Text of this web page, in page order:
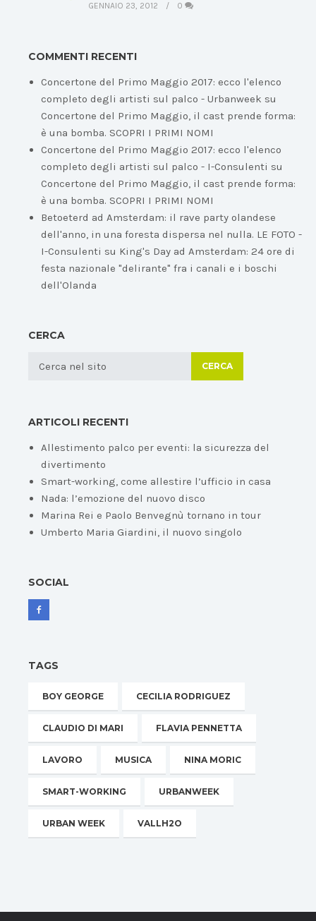
GENNAIO 23, 2012 0
COMMENTI RECENTI
Concertone del Primo Maggio 2017: ecco l'elenco
completo degli artisti sul palco - Urbanweek su
Concertone del Primo Maggio, il cast prende forma:
è una bomba. SCOPRI I PRIMI NOMI
Concertone del Primo Maggio 2017: ecco l'elenco
completo degli artisti sul palco - I-Consulenti su
Concertone del Primo Maggio, il cast prende forma:
è una bomba. SCOPRI I PRIMI NOMI
Betoeterd ad Amsterdam: il rave party olandese
dell'anno, in una foresta dispersa nel nulla. LE FOTO -
I-Consulenti su King's Day ad Amsterdam: 24 ore di
festa nazionale "delirante" fra i canali e i boschi
dell'Olanda
CERCA
CERCA
ARTICOLI RECENTI
Allestimento palco per eventi: la sicurezza del
divertimento
Smart-working, come allestire l’ufficio in casa
Nada: l’emozione del nuovo disco
Marina Rei e Paolo Benvegnù tornano in tour
Umberto Maria Giardini, il nuovo singolo
SOCIAL
TAGS
BOY GEORGE CECILIA RODRIGUEZ
CLAUDIO DI MARI FLAVIA PENNETTA
LAVORO MUSICA NINA MORIC
SMART-WORKING URBANWEEK
URBAN WEEK VALLH2O